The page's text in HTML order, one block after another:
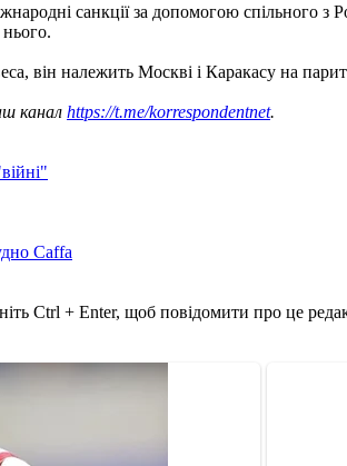
санкції за допомогою спільного
він належить Москві і Каракасу на
канал https://t.me/korrespondentnet.
Caffa
Ctrl + Enter, щоб повідомити про це